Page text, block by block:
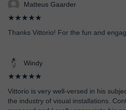
Matteus Gaarder
★★★★★
Thanks Vittorio! For the fun and
Windy
★★★★★
Vittorio is very well-versed in his
the industry of visual installations.